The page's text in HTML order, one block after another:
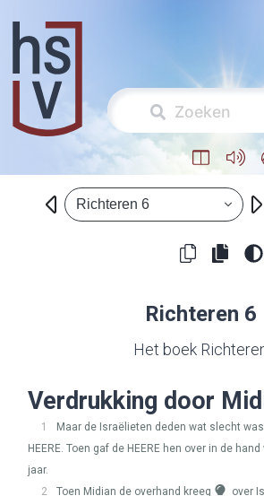
Richteren 6
Richteren 6
Het boek
Verdrukking door
1
Maar de Israëlieten deden wat slecht
HEERE. Toen gaf de HEERE hen over in de
jaar.
2
Toen Midian de overhand kreeg
over